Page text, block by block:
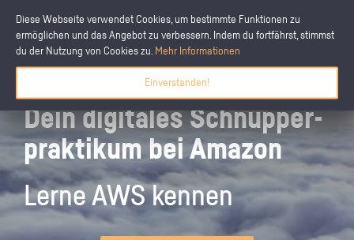
Diese Webseite verwendet Cookies, um bestimmte Funktionen zu
ermöglichen und das Angebot zu verbessern. Indem du fortfährst, stimmst
du der Nutzung von Cookies zu. Mehr Informationen
Einverstanden!
Dein digitales Schnupper­
praktikum bei Amazon
Lerne AWS kennen